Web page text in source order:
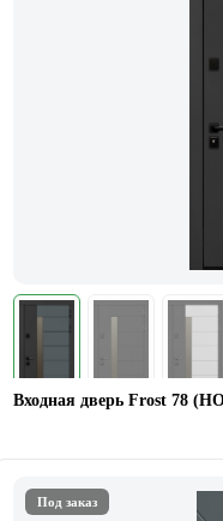
Входная дверь Frost 78
Под заказ